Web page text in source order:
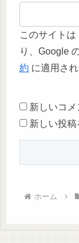
このサイト
り、Google
約 に適用され
新しいコ
新しい投
ホーム